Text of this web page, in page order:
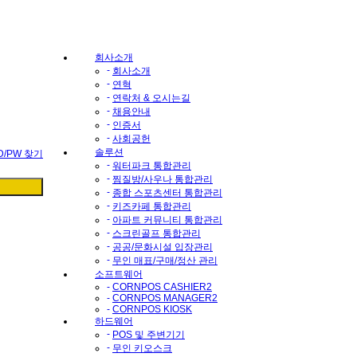
회사소개
- 회사소개
- 연혁
- 연락처 & 오시는길
- 채용안내
- 인증서
- 사회공헌
솔루션
- 워터파크 통합관리
- 찜질방/사우나 통합관리
- 종합 스포츠센터 통합관리
- 키즈카페 통합관리
- 아파트 커뮤니티 통합관리
- 스크린골프 통합관리
- 공공/문화시설 입장관리
- 무인 매표/구매/정산 관리
소프트웨어
- CORNPOS CASHIER2
- CORNPOS MANAGER2
- CORNPOS KIOSK
하드웨어
- POS 및 주변기기
- 무인 키오스크
PW 찾기